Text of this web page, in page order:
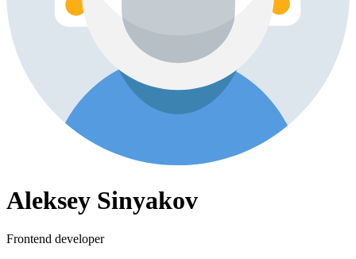
Aleksey Sinyakov
Frontend developer